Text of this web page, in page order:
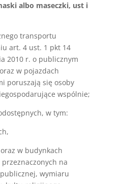
albo maseczki, ust i
transportu
art. 4 ust. 1 pkt 14
2010 r. o publicznym
w pojazdach
poruszają się osoby
wspólnie;
w tym:
w budynkach
na
wymiaru